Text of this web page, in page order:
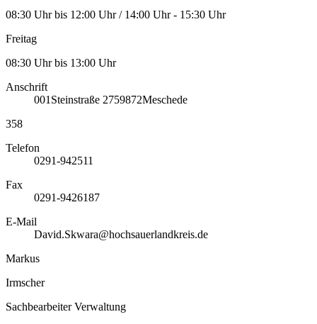
08:30 Uhr bis 12:00 Uhr / 14:00 Uhr - 15:30 Uhr
Freitag
08:30 Uhr bis 13:00 Uhr
Anschrift
001 Steinstraße 2759872Meschede
358
Telefon
0291-942511
Fax
0291-9426187
E-Mail
David.Skwara@hochsauerlandkreis.de
Markus
Irmscher
Sachbearbeiter Verwaltung